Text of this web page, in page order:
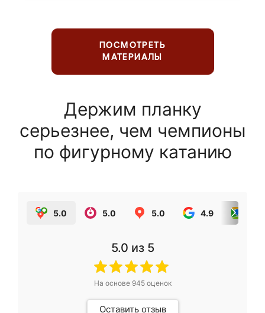
ПОСМОТРЕТЬ
МАТЕРИАЛЫ
Держим планку
серьезнее, чем чемпионы
по фигурному катанию
5.0 5.0 5.0 4.9
5.0 из 5
На основе 945оценок
Оставить отзыв